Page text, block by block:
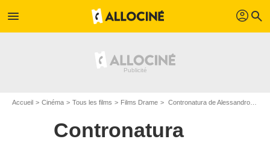
menu profil search
Accueil Cinéma Tous les films Films Drame Contronatura de Alessandro Tofanelli
Contronatura